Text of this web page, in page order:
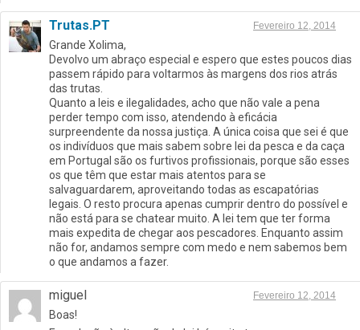
Trutas.PT Fevereiro 12, 2014
Grande Xolima,
Devolvo um abraço especial e espero que estes poucos dias
passem rápido para voltarmos às margens dos rios atrás
das trutas.
Quanto a leis e ilegalidades, acho que não vale a pena
perder tempo com isso, atendendo à eficácia
surpreendente da nossa justiça. A única coisa que sei é que
os indivíduos que mais sabem sobre lei da pesca e da caça
em Portugal são os furtivos profissionais, porque são esses
os que têm que estar mais atentos para se
salvaguardarem, aproveitando todas as escapatórias
legais. O resto procura apenas cumprir dentro do possível e
não está para se chatear muito. A lei tem que ter forma
mais expedita de chegar aos pescadores. Enquanto assim
não for, andamos sempre com medo e nem sabemos bem
o que andamos a fazer.
miguel Fevereiro 12, 2014
Boas!